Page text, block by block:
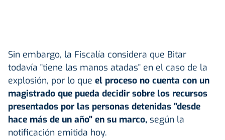
Sin embargo, la Fiscalía considera que Bitar
todavía "tiene las manos atadas" en el caso de la
explosión, por lo que el proceso no cuenta con un
magistrado que pueda decidir sobre los recursos
presentados por las personas detenidas "desde
hace más de un año" en su marco, según la
notificación emitida hoy.